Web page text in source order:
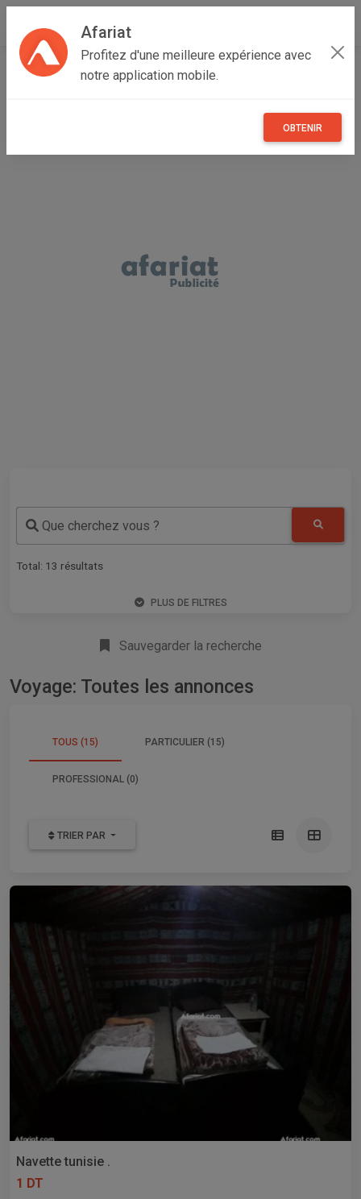
Afariat
Profitez d'une meilleure expérience avec
notre application mobile.
OBTENIR
Accueil Recherche Loisirs Voyage
Que cherchez vous ?
Total: 13 résultats
PLUS DE FILTRES
Sauvegarder la recherche
Voyage: Toutes les annonces
TOUS (15) PARTICULIER (15)
PROFESSIONAL (0)
TRIER PAR
Navette tunisie .
1 DT